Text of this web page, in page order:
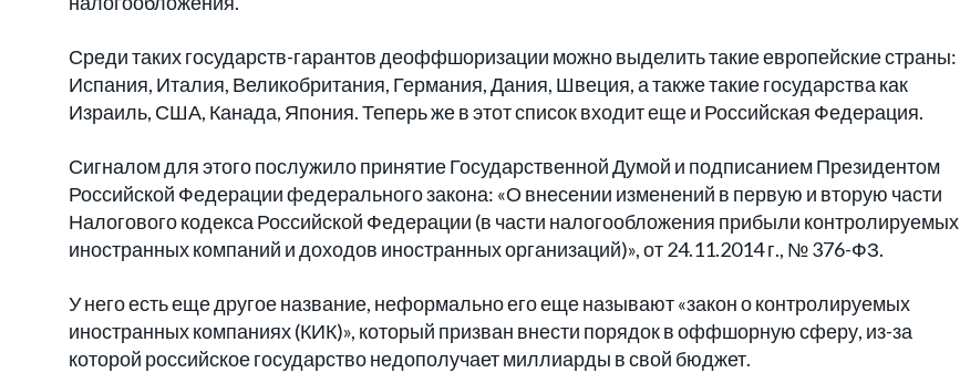
Среди таких государств-гарантов деоффшоризации можно выделить такие европейские страны:
Испания, Италия, Великобритания, Германия, Дания, Швеция, а также такие государства как
Израиль, США, Канада, Япония. Теперь же в этот список входит еще и Российская Федерация.
Сигналом для этого послужило принятие Государственной Думой и подписанием Президентом
Российской Федерации федерального закона: «О внесении изменений в первую и вторую части
Налогового кодекса Российской Федерации (в части налогообложения прибыли контролируемых
иностранных компаний и доходов иностранных организаций)», от 24.11.2014 г., № 376-ФЗ.
У него есть еще другое название, неформально его еще называют «закон о контролируемых
иностранных компаниях (КИК)», который призван внести порядок в оффшорную сферу, из-за
которой российское государство недополучает миллиарды в свой бюджет.